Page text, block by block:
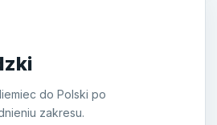
do Polski po
zakresu.